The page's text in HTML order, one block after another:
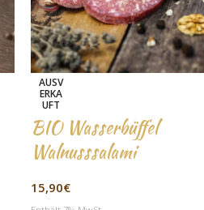
AUSV
ERKA
UFT
BIO Wasserbüffel
Walnusssalami
15,90€